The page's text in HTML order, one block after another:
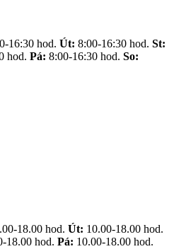
16:30 hod. Út: 8:00-16:30 hod. St:
hod. Pá: 8:00-16:30 hod. So:
18.00 hod. Út: 10.00-18.00 hod.
18.00 hod. Pá: 10.00-18.00 hod.